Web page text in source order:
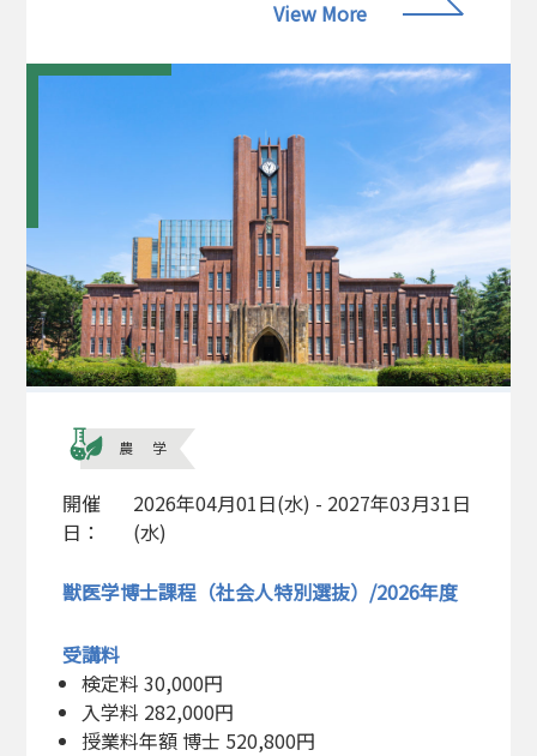
View More
農学
開催
日：
2026年04月01日(水) - 2027年03月31日
(水)
獣医学博士課程（社会人特別選抜）/2026年度
受講料
検定料 30,000円
入学料 282,000円
授業料年額 博士 520,800円